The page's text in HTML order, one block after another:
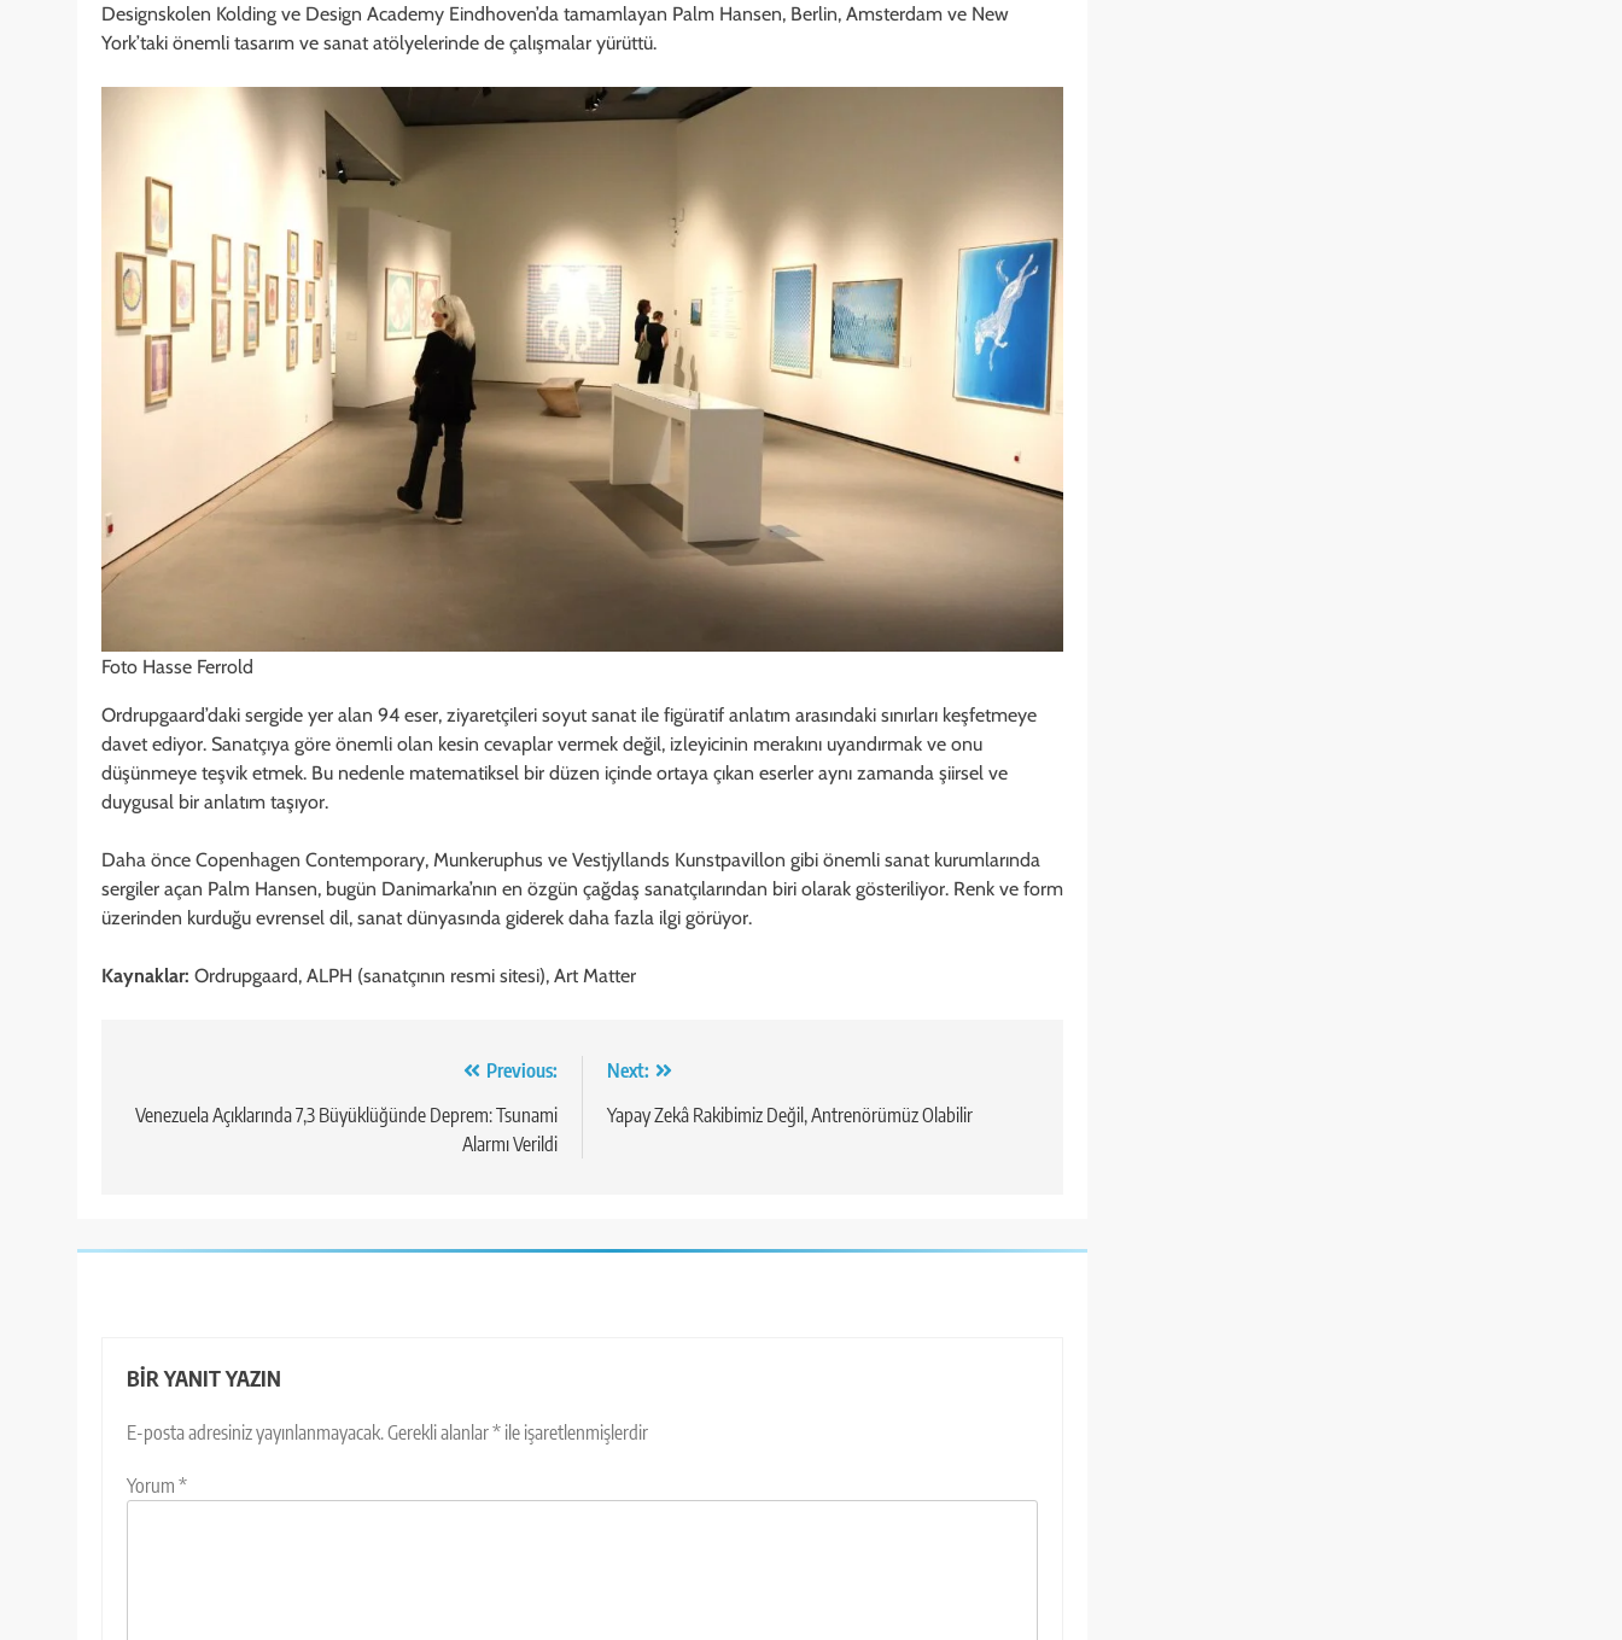
Designskolen Kolding ve Design Academy Eindhoven’da tamamlayan Palm Hansen, Berlin, Amsterdam ve New
York’taki önemli tasarım ve sanat atölyelerinde de çalışmalar yürüttü.
Foto Hasse Ferrold
Ordrupgaard’daki sergide yer alan 94 eser, ziyaretçileri soyut sanat ile figüratif anlatım arasındaki sınırları keşfetmeye
davet ediyor. Sanatçıya göre önemli olan kesin cevaplar vermek değil, izleyicinin merakını uyandırmak ve onu
düşünmeye teşvik etmek. Bu nedenle matematiksel bir düzen içinde ortaya çıkan eserler aynı zamanda şiirsel ve
duygusal bir anlatım taşıyor.
Daha önce Copenhagen Contemporary, Munkeruphus ve Vestjyllands Kunstpavillon gibi önemli sanat kurumlarında
sergiler açan Palm Hansen, bugün Danimarka’nın en özgün çağdaş sanatçılarından biri olarak gösteriliyor. Renk ve form
üzerinden kurduğu evrensel dil, sanat dünyasında giderek daha fazla ilgi görüyor.
Kaynaklar: Ordrupgaard, ALPH (sanatçının resmi sitesi), Art Matter
gezinmesi
Previous:
Venezuela Açıklarında 7,3 Büyüklüğünde Deprem: Tsunami
Alarmı Verildi
Next:
Yapay Zekâ Rakibimiz Değil, Antrenörümüz Olabilir
BIR YANIT YAZIN
E-posta adresiniz yayınlanmayacak.Gerekli alanlar* ile işaretlenmişlerdir
Yorum *